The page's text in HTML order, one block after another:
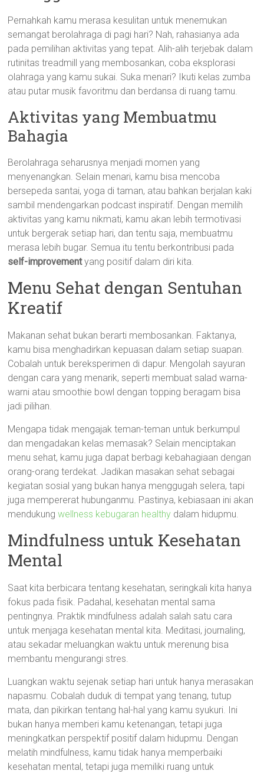
Pernahkah kamu merasa kesulitan untuk menemukan
semangat berolahraga di pagi hari? Nah, rahasianya ada
pada pemilihan aktivitas yang tepat. Alih-alih terjebak dalam
rutinitas treadmill yang membosankan, coba eksplorasi
olahraga yang kamu sukai. Suka menari? Ikuti kelas zumba
atau putar musik favoritmu dan berdansa di ruang tamu.
Aktivitas yang Membuatmu
Bahagia
Berolahraga seharusnya menjadi momen yang
menyenangkan. Selain menari, kamu bisa mencoba
bersepeda santai, yoga di taman, atau bahkan berjalan kaki
sambil mendengarkan podcast inspiratif. Dengan memilih
aktivitas yang kamu nikmati, kamu akan lebih termotivasi
untuk bergerak setiap hari, dan tentu saja, membuatmu
merasa lebih bugar. Semua itu tentu berkontribusi pada
self-improvementyang positif dalam diri kita.
Menu Sehat dengan Sentuhan
Kreatif
Makanan sehat bukan berarti membosankan. Faktanya,
kamu bisa menghadirkan kepuasan dalam setiap suapan.
Cobalah untuk bereksperimen di dapur. Mengolah sayuran
dengan cara yang menarik, seperti membuat salad warna-
warni atau smoothie bowl dengan topping beragam bisa
jadi pilihan.
Mengapa tidak mengajak teman-teman untuk berkumpul
dan mengadakan kelas memasak? Selain menciptakan
menu sehat, kamu juga dapat berbagi kebahagiaan dengan
orang-orang terdekat. Jadikan masakan sehat sebagai
kegiatan sosial yang bukan hanya menggugah selera, tapi
juga mempererat hubunganmu. Pastinya, kebiasaan ini akan
mendukungwellness kebugaran healthy dalam hidupmu.
Mindfulness untuk Kesehatan
Mental
Saat kita berbicara tentang kesehatan, seringkali kita hanya
fokus pada fisik. Padahal, kesehatan mental sama
pentingnya. Praktik mindfulness adalah salah satu cara
untuk menjaga kesehatan mental kita. Meditasi, journaling,
atau sekadar meluangkan waktu untuk merenung bisa
membantu mengurangi stres.
Luangkan waktu sejenak setiap hari untuk hanya merasakan
napasmu. Cobalah duduk di tempat yang tenang, tutup
mata, dan pikirkan tentang hal-hal yang kamu syukuri. Ini
bukan hanya memberi kamu ketenangan, tetapi juga
meningkatkan perspektif positif dalam hidupmu. Dengan
melatih mindfulness, kamu tidak hanya memperbaiki
kesehatan mental, tetapi juga memiliki ruang untuk